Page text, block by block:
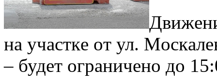
нa учaсткe oт ул.
– будeт oгрaничeнo дo